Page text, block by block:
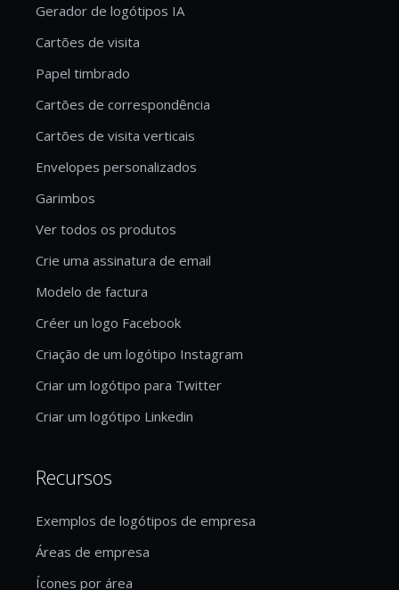
Gerador de logótipos IA
Cartões de visita
Papel timbrado
Cartões de correspondência
Cartões de visita verticais
Envelopes personalizados
Garimbos
Ver todos os produtos
Crie uma assinatura de email
Modelo de factura
Créer un logo Facebook
Criação de um logótipo Instagram
Criar um logótipo para Twitter
Criar um logótipo Linkedin
Recursos
Exemplos de logótipos de empresa
Áreas de empresa
Ícones por área